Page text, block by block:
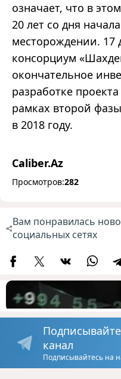
означает, что в
20 лет со дня
месторождении. 17
консорциум
окончательное
разработке
рамках второй
в 2018 году.
Caliber.Az
Просмотров:282
Вам понравилась
социальных сетях
канал
Подписывайтесь на